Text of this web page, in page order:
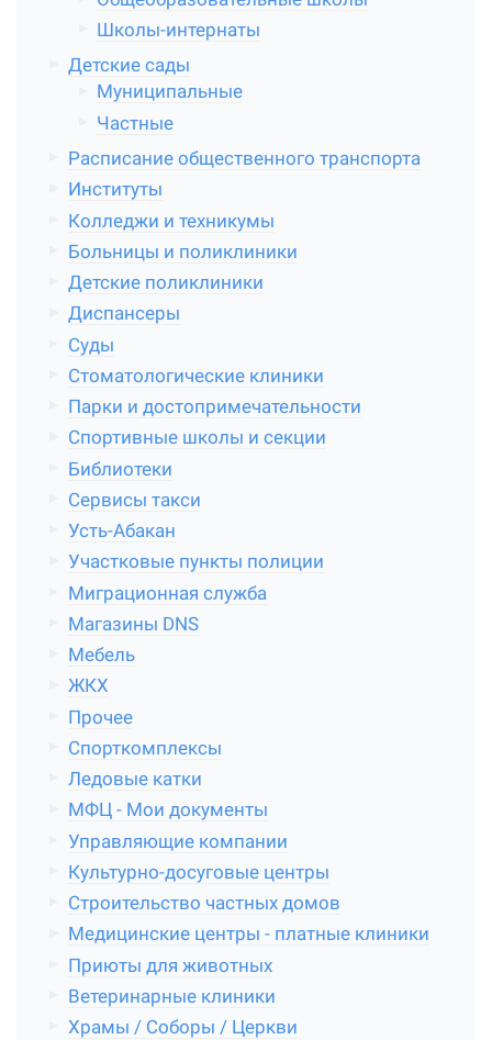
Школы-интернаты
Детские сады
Муниципальные
Частные
Расписание общественного транспорта
Институты
Колледжи и техникумы
Больницы и поликлиники
Детские поликлиники
Диспансеры
Суды
Стоматологические клиники
Парки и достопримечательности
Спортивные школы и секции
Библиотеки
Сервисы такси
Усть-Абакан
Участковые пункты полиции
Миграционная служба
Магазины DNS
Мебель
ЖКХ
Прочее
Спорткомплексы
Ледовые катки
МФЦ - Мои документы
Управляющие компании
Культурно-досуговые центры
Строительство частных домов
Медицинские центры - платные клиники
Приюты для животных
Ветеринарные клиники
Храмы / Соборы / Церкви